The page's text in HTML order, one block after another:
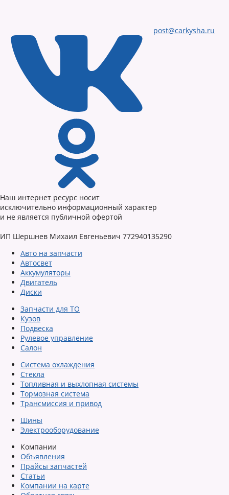
post@carkysha.ru
Наш интернет ресурс носит
исключительно информационный характер
и не является публичной офертой
ИП Шершнев Михаил Евгеньевич 772940135290
Авто на запчасти
Автосвет
Аккумуляторы
Двигатель
Диски
Запчасти для ТО
Кузов
Подвеска
Рулевое управление
Салон
Система охлаждения
Стекла
Топливная и выхлопная системы
Тормозная система
Трансмиссия и привод
Шины
Электрооборудование
Компании
Объявления
Прайсы запчастей
Статьи
Компании на карте